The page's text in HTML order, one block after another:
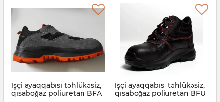
İşçi ayaqqabısı təhlükəsiz,
qısaboğaz poliuretan BFA
İşçi ayaqqabısı təhlükəsiz,
qısaboğaz poliuretan BFU